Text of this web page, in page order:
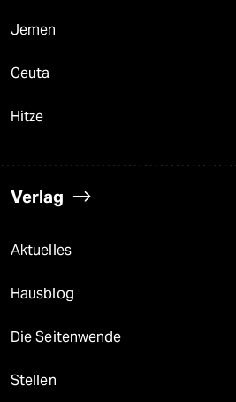
Jemen
Ceuta
Hitze
Verlag
Aktuelles
Hausblog
Die Seitenwende
Stellen